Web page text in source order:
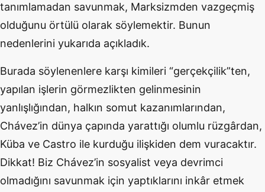
tanımlamadan savunmak, Marksizmden vazgeçmiş
olduğunu örtülü olarak söylemektir. Bunun
nedenlerini yukarıda açıkladık.
Burada söylenenlere karşı kimileri “gerçekçilik”ten,
yapılan işlerin görmezlikten gelinmesinin
yanlışlığından, halkın somut kazanımlarından,
Chávez’in dünya çapında yarattığı olumlu rüzgârdan,
Küba ve Castro ile kurduğu ilişkiden dem vuracaktır.
Dikkat! Biz Chávez’in sosyalist veya devrimci
olmadığını savunmak için yaptıklarını inkâr etmek